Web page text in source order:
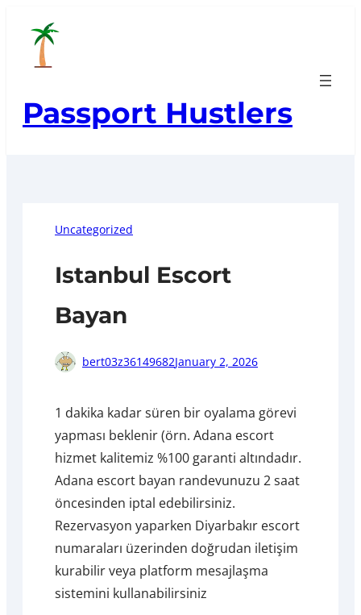
content
Passport Hustlers
Uncategorized
Istanbul Escort
Bayan
bert03z36149682January 2, 2026
1 dakika kadar süren bir oyalama görevi
yapması beklenir (örn. Adana escort
hizmet kalitemiz %100 garanti altındadır.
Adana escort bayan randevunuzu 2 saat
öncesinden iptal edebilirsiniz.
Rezervasyon yaparken Diyarbakır escort
numaraları üzerinden doğrudan iletişim
kurabilir veya platform mesajlaşma
sistemini kullanabilirsiniz